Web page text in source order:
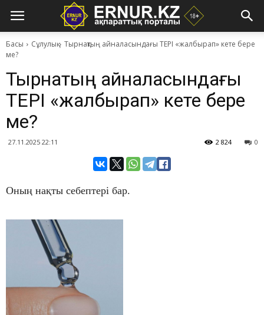
Басы Сұлулық
​Тырнақтың айналасындағы ТЕРІ «жалбырап» кете бере
ме?
​Тырнақтың айналасындағы
ТЕРІ «жалбырап» кете бере
ме?
27.11.2025 22:11 0
2 824
Оның нақты себептері бар.